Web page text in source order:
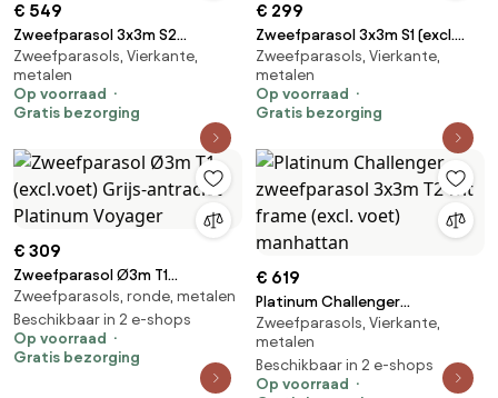
€ 549
Zweefparasol 3x3m S2
Excellent (excl. voet) Grijs-
antraciet Camello Luna
Zweefparasols, Vierkante,
metalen
Op voorraad
Gratis bezorging
€ 299
Zweefparasol 3x3m S1 (excl.
voet) Taupe-naturel-bruin
Camello Diego
Zweefparasols, Vierkante,
metalen
Op voorraad
Gratis bezorging
€ 309
Zweefparasol Ø3m T1
(excl.voet) Grijs-antraciet
Platinum Voyager
Zweefparasols, ronde, metalen
Beschikbaar in 2 e-shops
Op voorraad
Gratis bezorging
€ 619
Platinum Challenger
zweefparasol 3x3m T2 wit
frame (excl. voet) manhattan
Zweefparasols, Vierkante,
metalen
Beschikbaar in 2 e-shops
Op voorraad